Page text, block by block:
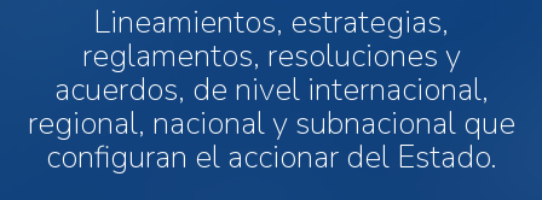
Lineamientos, estrategias,
reglamentos, resoluciones y
acuerdos, de nivel internacional,
regional, nacional y subnacional que
configuran el accionar del Estado.